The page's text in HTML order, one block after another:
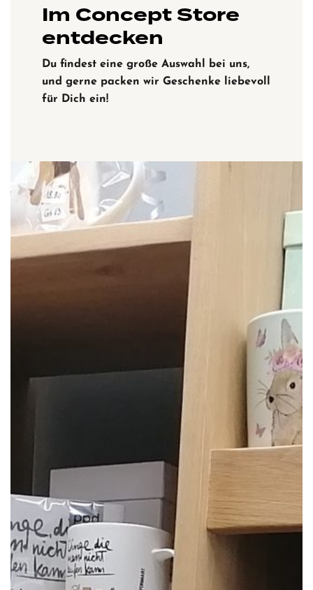
Im Concept Store
entdecken
Du findest eine große Auswahl bei uns,
und gerne packen wir Geschenke liebevoll
für Dich ein!